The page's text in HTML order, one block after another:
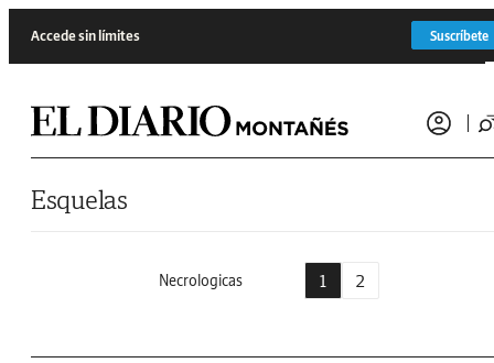
Accede sin límites Suscríbete
Esquelas
Necrologicas 1 2